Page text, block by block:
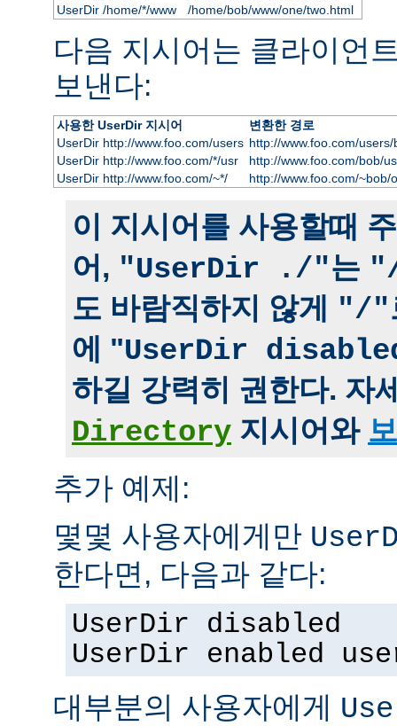
UserDir /home/*/www
/home/bob/www/one/two.html
다음 지시어는 클라이언
보낸다:
사용한 UserDir 지시어
변환한 경로
UserDir http://www.foo.com/users http://www.foo.com/
UserDir http://www.foo.com/*/usr
http://www.foo.com/bob/
UserDir http://www.foo.com/~*/
http://www.foo.com/~bob/
이 지시어를 사용할때
어, "UserDir ./"는
도 바람직하지 않게
"/"
에 "UserDir
하길 강력히 권한다. 자
Directory 지시어와
추가 예제:
몇몇 사용자에게만
한다면, 다음과 같다:
UserDir disabled
UserDir enabled
대부분의 사용자에게